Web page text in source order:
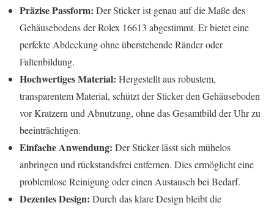
Präzise Passform: Der Sticker ist genau auf die Maße des
Gehäusebodens der Rolex 16613 abgestimmt. Er bietet eine
perfekte Abdeckung ohne überstehende Ränder oder
Faltenbildung.
Hochwertiges Material: Hergestellt aus robustem,
transparentem Material, schützt der Sticker den Gehäuseboden
vor Kratzern und Abnutzung, ohne das Gesamtbild der Uhr zu
beeinträchtigen.
Einfache Anwendung: Der Sticker lässt sich mühelos
anbringen und rückstandsfrei entfernen. Dies ermöglicht eine
problemlose Reinigung oder einen Austausch bei Bedarf.
Dezentes Design: Durch das klare Design bleibt die